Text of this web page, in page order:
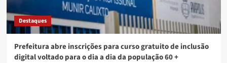
Destaques
Prefeitura abre inscrições para curso gratuito de inclusão
digital voltado para o dia a dia da população 60 +